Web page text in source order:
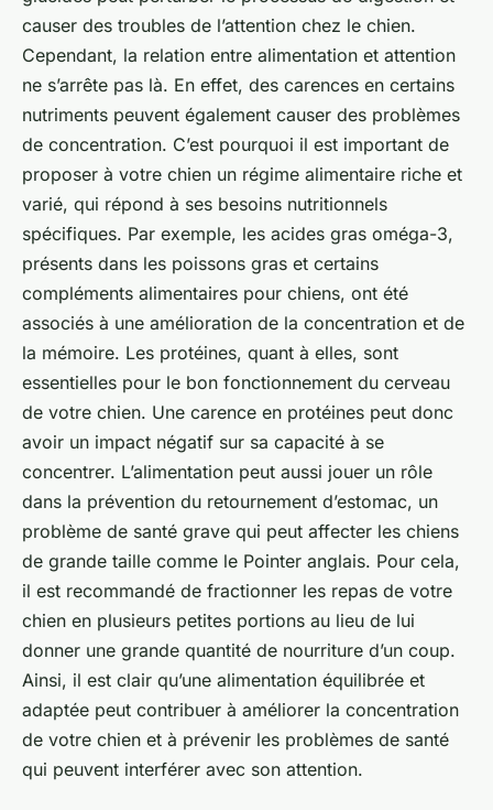
causer des troubles de l’attention chez le chien.
Cependant, la relation entre alimentation et attention
ne s’arrête pas là. En effet, des carences en certains
nutriments peuvent également causer des problèmes
de concentration. C’est pourquoi il est important de
proposer à votre chien un régime alimentaire riche et
varié, qui répond à ses besoins nutritionnels
spécifiques. Par exemple, les acides gras oméga-3,
présents dans les poissons gras et certains
compléments alimentaires pour chiens, ont été
associés à une amélioration de la concentration et de
la mémoire. Les protéines, quant à elles, sont
essentielles pour le bon fonctionnement du cerveau
de votre chien. Une carence en protéines peut donc
avoir un impact négatif sur sa capacité à se
concentrer. L’alimentation peut aussi jouer un rôle
dans la prévention du retournement d’estomac, un
problème de santé grave qui peut affecter les chiens
de grande taille comme le Pointer anglais. Pour cela,
il est recommandé de fractionner les repas de votre
chien en plusieurs petites portions au lieu de lui
donner une grande quantité de nourriture d’un coup.
Ainsi, il est clair qu’une alimentation équilibrée et
adaptée peut contribuer à améliorer la concentration
de votre chien et à prévenir les problèmes de santé
qui peuvent interférer avec son attention.